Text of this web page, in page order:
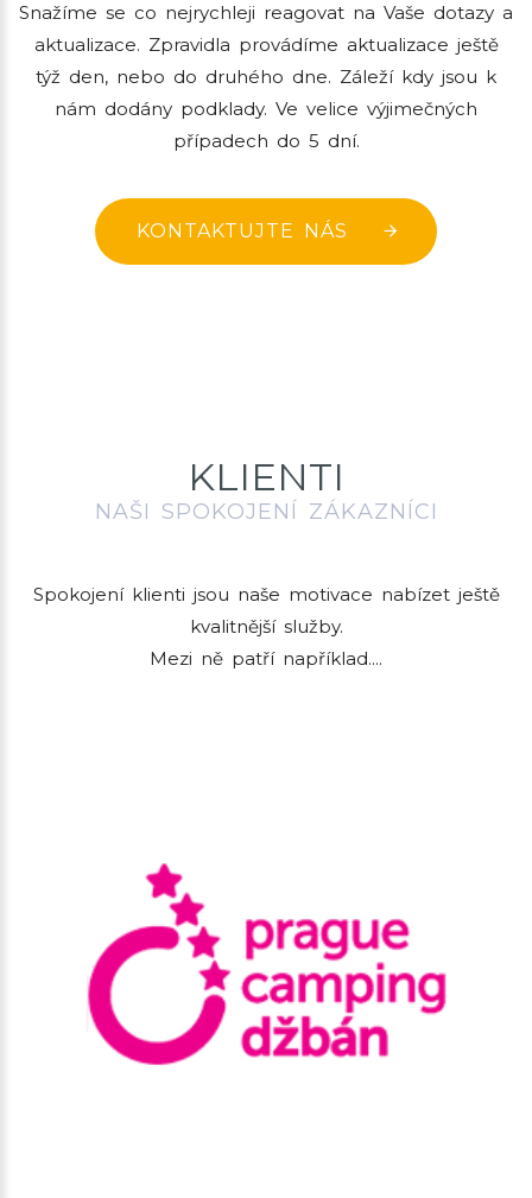
Snažíme se co nejrychleji reagovat na Vaše dotazy a
aktualizace. Zpravidla provádíme aktualizace ještě
týž den, nebo do druhého dne. Záleží kdy jsou k
nám dodány podklady. Ve velice výjimečných
případech do 5 dní.
KONTAKTUJTE NÁS
KLIENTI
NAŠI SPOKOJENÍ ZÁKAZNÍCI
Spokojení klienti jsou naše motivace nabízet ještě
kvalitnější služby.
Mezi ně patří například....